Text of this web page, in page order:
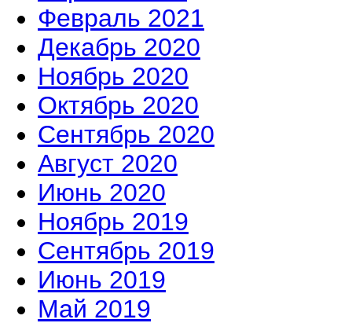
Февраль 2021
Декабрь 2020
Ноябрь 2020
Октябрь 2020
Сентябрь 2020
Август 2020
Июнь 2020
Ноябрь 2019
Сентябрь 2019
Июнь 2019
Май 2019